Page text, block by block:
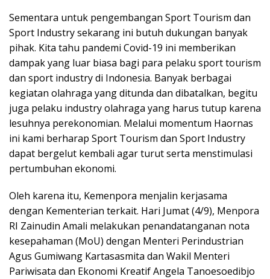
Sementara untuk pengembangan Sport Tourism dan
Sport Industry sekarang ini butuh dukungan banyak
pihak. Kita tahu pandemi Covid-19 ini memberikan
dampak yang luar biasa bagi para pelaku sport tourism
dan sport industry di Indonesia. Banyak berbagai
kegiatan olahraga yang ditunda dan dibatalkan, begitu
juga pelaku industry olahraga yang harus tutup karena
lesuhnya perekonomian. Melalui momentum Haornas
ini kami berharap Sport Tourism dan Sport Industry
dapat bergelut kembali agar turut serta menstimulasi
pertumbuhan ekonomi.
Oleh karena itu, Kemenpora menjalin kerjasama
dengan Kementerian terkait. Hari Jumat (4/9), Menpora
RI Zainudin Amali melakukan penandatanganan nota
kesepahaman (MoU) dengan Menteri Perindustrian
Agus Gumiwang Kartasasmita dan Wakil Menteri
Pariwisata dan Ekonomi Kreatif Angela Tanoesoedibjo